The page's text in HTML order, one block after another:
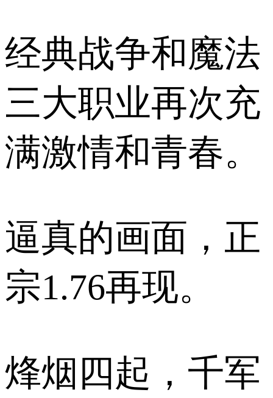
经典战争和魔法
三大职业再次充
满激情和青春。
逼真的画面，正
宗1.76再现。
烽烟四起，千军